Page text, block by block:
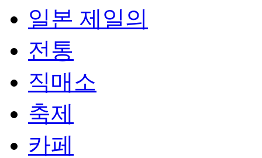
일본 제일의
전통
직매소
축제
카페